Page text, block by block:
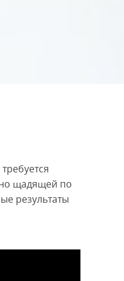
щадящей по
результаты